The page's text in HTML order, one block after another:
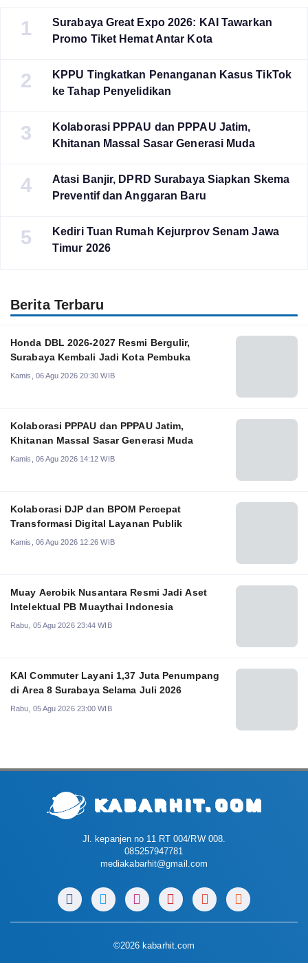
1
Surabaya Great Expo 2026: KAI Tawarkan
Promo Tiket Hemat Antar Kota
2
KPPU Tingkatkan Penanganan Kasus TikTok
ke Tahap Penyelidikan
3
Kolaborasi PPPAU dan PPPAU Jatim,
Khitanan Massal Sasar Generasi Muda
4
Atasi Banjir, DPRD Surabaya Siapkan Skema
Preventif dan Anggaran Baru
5
Kediri Tuan Rumah Kejurprov Senam Jawa
Timur 2026
Berita Terbaru
Honda DBL 2026-2027 Resmi Bergulir,
Surabaya Kembali Jadi Kota Pembuka
Kamis, 06 Agu 2026 20:30 WIB
Kolaborasi PPPAU dan PPPAU Jatim,
Khitanan Massal Sasar Generasi Muda
Kamis, 06 Agu 2026 14:12 WIB
Kolaborasi DJP dan BPOM Percepat
Transformasi Digital Layanan Publik
Kamis, 06 Agu 2026 12:26 WIB
Muay Aerobik Nusantara Resmi Jadi Aset
Intelektual PB Muaythai Indonesia
Rabu, 05 Agu 2026 23:44 WIB
KAI Commuter Layani 1,37 Juta Penumpang
di Area 8 Surabaya Selama Juli 2026
Rabu, 05 Agu 2026 23:00 WIB
Jl. kepanjen no 11 RT 004/RW 008.
085257947781
mediakabarhit@gmail.com
©2026 kabarhit.com